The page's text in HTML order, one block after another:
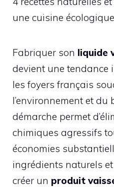
une cuisine écologique
Fabriquer son liquide
devient une tendance
les foyers français
l’environnement et du
démarche permet
chimiques agressifs
économies
ingrédients naturels
créer un produit